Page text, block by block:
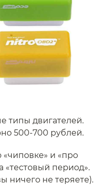
типы двигателей.
500-700 рублей.
«чиповке» и «про
«тестовый период».
ничего не теряете).